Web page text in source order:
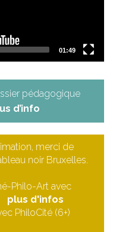
01:49
pédagogique
d’info
merci de
noir Bruxelles.
Philo-Art avec
plus d'infos
PhiloCité (6+)